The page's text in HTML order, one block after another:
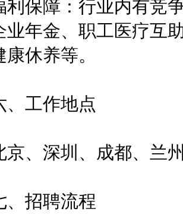
障：行业内有竞争
业年金、职工医疗互
康休养等。
工作地点
深圳、成都、兰
招聘流程